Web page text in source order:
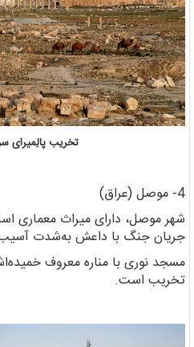
تخریب پالِمیرای
4- موصل (عراق)
شهر موصل، دارای میراث معماری
جریان جنگ با داعش به‌شدت
مسجد نوری با مناره معروف
تخریب است.